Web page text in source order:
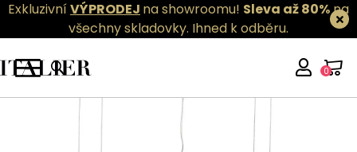
ExkluzivníVÝPRODEJ na showroomu! Sleva až 80%na
všechny skladovky. Ihned k odběru.
0